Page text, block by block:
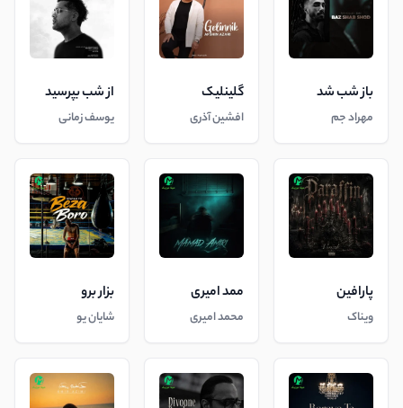
باز شب شد
مهراد جم
گلینلیک
افشین آذری
از شب بپرسید
یوسف زمانی
پارافین
ویناک
ممد امیری
محمد امیری
بزار برو
شایان یو